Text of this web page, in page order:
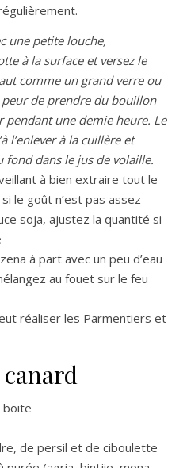
une petite louche,
à la surface et versez le
comme un grand verre ou
peur de prendre du bouillon
pendant une demie heure. Le
l’enlever à la cuillère et
dans le jus de volaille.
à bien extraire tout le
le goût n’est pas assez
soja, ajustez la quantité si
à part avec un peu d’eau
au fouet sur le feu
réaliser les Parmentiers et
boite
de persil et de ciboulette